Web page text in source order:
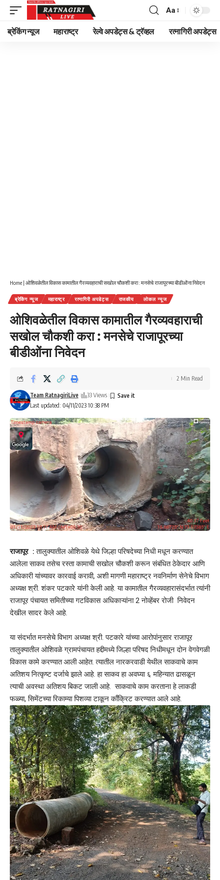
Font
Resizer
Aa
ब्रेकिंग न्यूज महाराष्ट्र रेल्वे अपडेट्स & ट्रॅव्हल रत्नागिरी अपडेट्स
Home | ओशिवळेतील विकास कामातील गैरव्यवहाराची सखोल चौकशी करा : मनसेचे राजापूरच्या बीडीओंना निवेदन
ब्रेकिंग न्यूज महाराष्ट्र रत्नागिरी अपडेट्स राजकीय लोकल न्यूज
ओशिवळेतील विकास कामातील गैरव्यवहाराची
सखोल चौकशी करा : मनसेचे राजापूरच्या
बीडीओंना निवेदन
Last updated: 04/11/2023 10:38 PM
Team RatnagiriLive 33 Views
2 Min Read
राजापूर : तालुक्यातील ओशिवळे येथे जिल्हा परिषदेच्या निधी मधून करण्यात
आलेला साकव तसेच रस्ता कामाची सखोल चौकशी करून संबंधित ठेकेदार आणि
अधिकारी यांच्यावर कारवाई करावी, अशी मागणी महाराष्ट्र नवनिर्माण सेनेचे विभाग
अध्यक्ष श्री. शंकर पटकारे यांनी केली आहे. या कामातील गैरव्यवहारासंदर्भात त्यांनी
राजापूर पंचायत समितीच्या गटविकास अधिकाऱ्यांना 2 नोव्हेंबर रोजी निवेदन
देखील सादर केले आहे.
या संदर्भात मनसेचे विभाग अध्यक्ष श्री. पटकारे यांच्या आरोपांनुसार राजापूर
तालुक्यातील ओशिवळे ग्रामपंचायत हद्दीमध्ये जिल्हा परिषद निधीमधून दोन वेगवेगळी
विकास कामे करण्यात आली आहेत. त्यातील नारकरवाडी येथील साकवाचे काम
अतिशय नित्कृष्ट दर्जाचे झाले आहे. हा साकव हा अवघ्या ६ महिन्यात ढासळून
त्याची अवस्था अतिशय बिकट जाली आहे. साकवाचे काम करताना हे लाकडी
फळ्या, सिमेंटच्या रिकाम्या पिशव्या टाकून काँक्रिट करण्यात आले आहे.